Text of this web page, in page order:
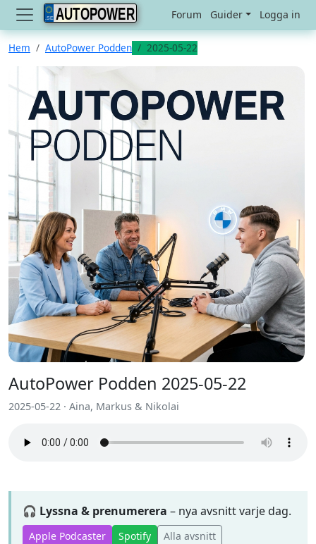
AUTOPOWER Forum Guider Logga in
Hem AutoPower Podden 2025-05-22
AutoPower Podden 2025-05-22
2025-05-22 · Aina, Markus & Nikolai
🎧 Lyssna & prenumerera – nya avsnitt varje dag.
Apple Podcaster Spotify Alla avsnitt